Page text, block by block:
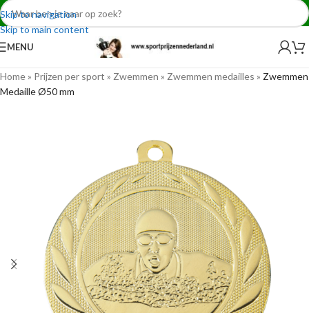
Skip to navigation
Skip to main content
MENU
Home» Prijzen per sport » Zwemmen » Zwemmen medailles » Zwemmen
Medaille Ø50 mm